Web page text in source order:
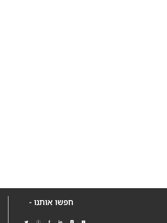
חפשו אותנו -